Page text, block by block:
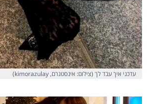
עדכני איך עבד לך (צילום: אינסטגרם, kimorazulay)